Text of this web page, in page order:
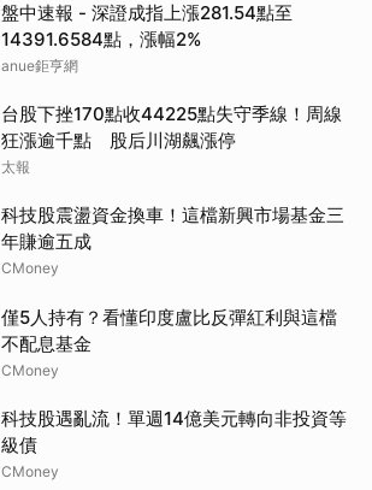
盤中速報 - 深證成指上漲281.54點至
14391.6584點，漲幅2%
anue鉅亨網
台股下挫170點收44225點失守季線！周線
狂漲逾千點 股后川湖飆漲停
太報
科技股震盪資金換車！這檔新興市場基金三
年賺逾五成
CMoney
僅5人持有？看懂印度盧比反彈紅利與這檔
不配息基金
CMoney
科技股遇亂流！單週14億美元轉向非投資等
級債
CMoney